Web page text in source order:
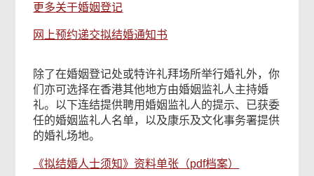
更多关于婚姻登记
网上预约递交拟结婚通知书
除了在婚姻登记处或特许礼拜场所举行婚礼外，你
们亦可选择在香港其他地方由婚姻监礼人主持婚
礼。以下连结提供聘用婚姻监礼人的提示、已获委
任的婚姻监礼人名单，以及康乐及文化事务署提供
的婚礼场地。
《拟结婚人士须知》资料单张（pdf档案）